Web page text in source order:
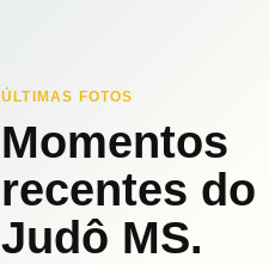
ÚLTIMAS FOTOS
Momentos
recentes do
Judô MS.